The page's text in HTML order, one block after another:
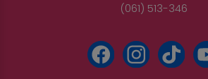
(061) 513-346